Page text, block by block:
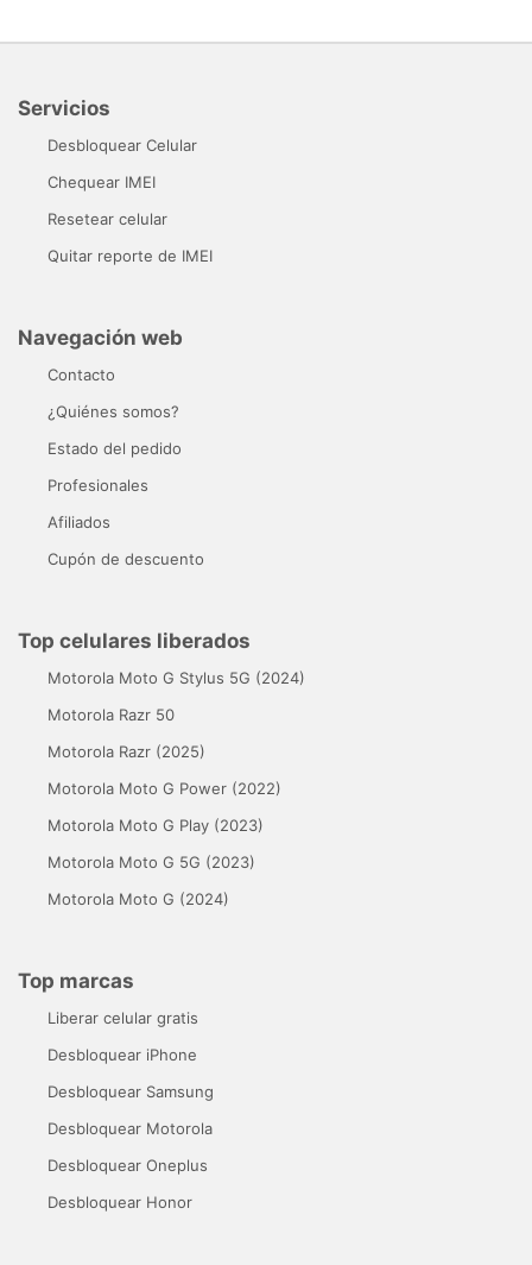
Servicios
Desbloquear Celular
Chequear IMEI
Resetear celular
Quitar reporte de IMEI
Navegación web
Contacto
¿Quiénes somos?
Estado del pedido
Profesionales
Afiliados
Cupón de descuento
Top celulares liberados
Motorola Moto G Stylus 5G (2024)
Motorola Razr 50
Motorola Razr (2025)
Motorola Moto G Power (2022)
Motorola Moto G Play (2023)
Motorola Moto G 5G (2023)
Motorola Moto G (2024)
Top marcas
Liberar celular gratis
Desbloquear iPhone
Desbloquear Samsung
Desbloquear Motorola
Desbloquear Oneplus
Desbloquear Honor